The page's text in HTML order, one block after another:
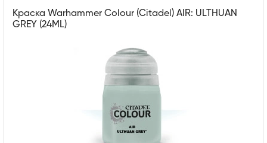
Краска Warhammer Colour (Citadel) AIR: ULTHUAN
GREY (24ML)